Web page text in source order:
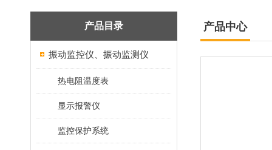
产品目录
振动监控仪、振动监测仪
热电阻温度表
显示报警仪
监控保护系统
产品中心